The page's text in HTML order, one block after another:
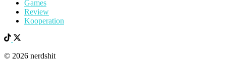
Games
Review
Kooperation
© 2026 nerdshit